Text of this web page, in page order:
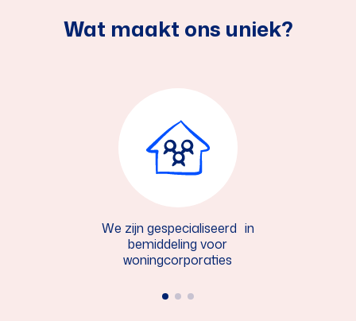
Wat maakt ons uniek?
We zijn gespecialiseerd in
bemiddeling voor
woningcorporaties